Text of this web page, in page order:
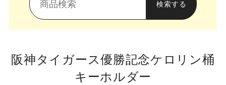
阪神タイガース優勝記念ケロリン桶
キーホルダー